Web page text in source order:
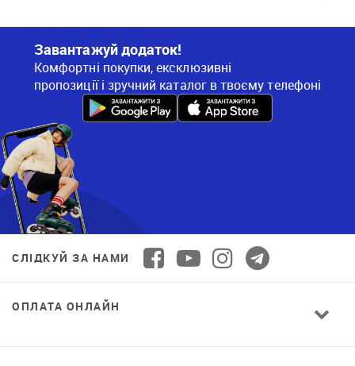
Завантажуй додаток!
Комфортні покупки, ексклюзивні
пропозиції і зручний каталог в твоєму телефоні
СЛІДКУЙ ЗА НАМИ
ОПЛАТА ОНЛАЙН